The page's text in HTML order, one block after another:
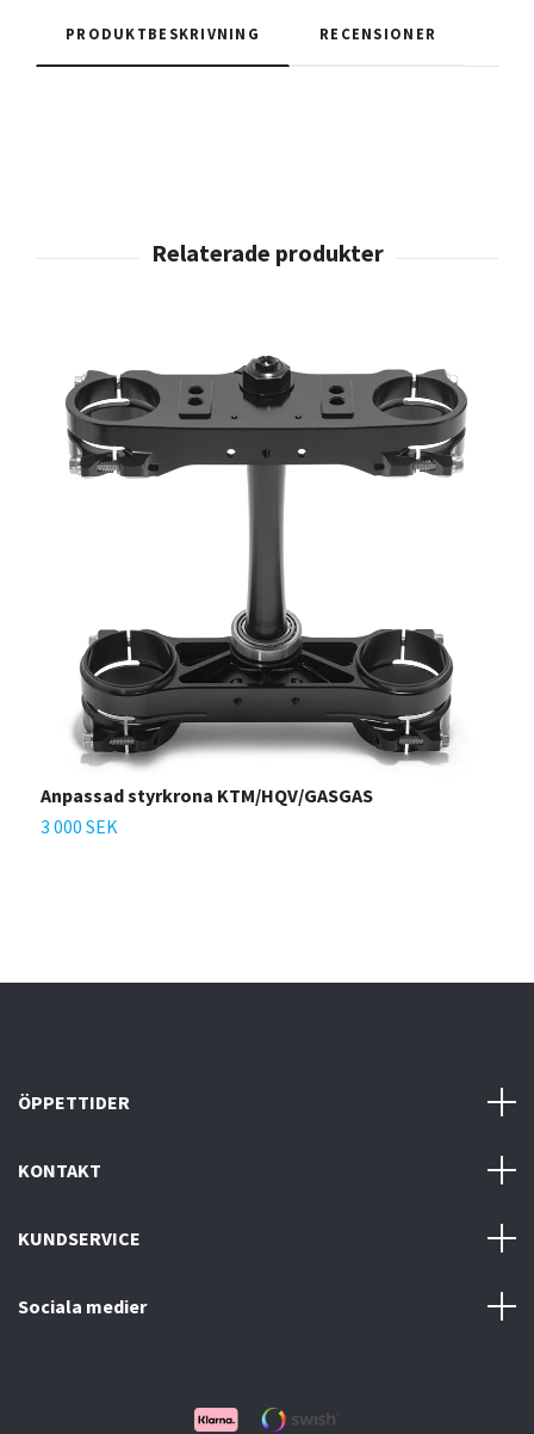
PRODUKTBESKRIVNING RECENSIONER
Anpassad styrkrona KTM/HQV/GASGAS
3 000 SEK
ÖPPETTIDER
KONTAKT
KUNDSERVICE
Sociala medier